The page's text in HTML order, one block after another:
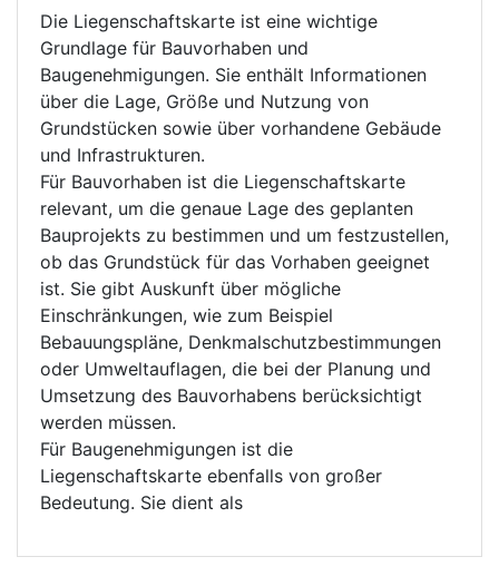
Die Liegenschaftskarte ist eine wichtige
Grundlage für Bauvorhaben und
Baugenehmigungen. Sie enthält Informationen
über die Lage, Größe und Nutzung von
Grundstücken sowie über vorhandene Gebäude
und Infrastrukturen.
Für Bauvorhaben ist die Liegenschaftskarte
relevant, um die genaue Lage des geplanten
Bauprojekts zu bestimmen und um festzustellen,
ob das Grundstück für das Vorhaben geeignet
ist. Sie gibt Auskunft über mögliche
Einschränkungen, wie zum Beispiel
Bebauungspläne, Denkmalschutzbestimmungen
oder Umweltauflagen, die bei der Planung und
Umsetzung des Bauvorhabens berücksichtigt
werden müssen.
Für Baugenehmigungen ist die
Liegenschaftskarte ebenfalls von großer
Bedeutung. Sie dient als